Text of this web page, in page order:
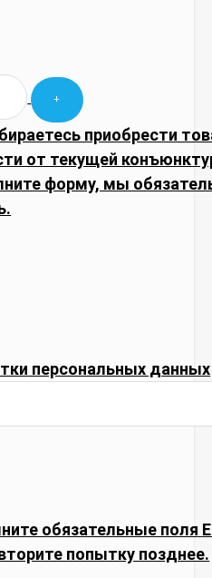
приобрести
от текущей
форму, мы
персональных данных
обязательные поля
попытку позднее.